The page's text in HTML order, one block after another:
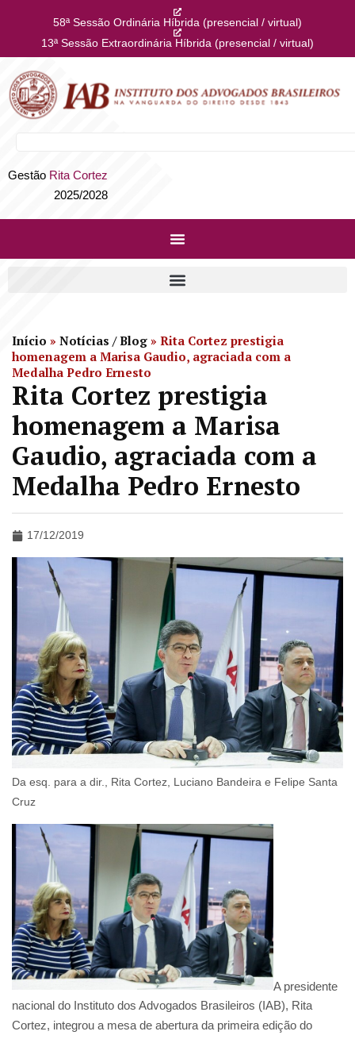
58ª Sessão Ordinária Híbrida (presencial / virtual)
13ª Sessão Extraordinária Híbrida (presencial / virtual)
Gestão Rita Cortez
2025/2028
Início » Notícias / Blog » Rita Cortez prestigia
homenagem a Marisa Gaudio, agraciada com a
Medalha Pedro Ernesto
Rita Cortez prestigia
homenagem a Marisa
Gaudio, agraciada com a
Medalha Pedro Ernesto
17/12/2019
Da esq. para a dir., Rita Cortez, Luciano Bandeira e Felipe Santa
Cruz
A presidente
nacional do Instituto dos Advogados Brasileiros (IAB), Rita
Cortez, integrou a mesa de abertura da primeira edição do